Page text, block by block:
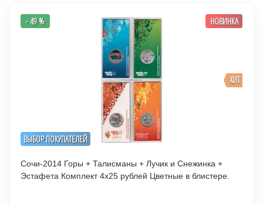
ВЫБОР ПОКУПАТЕЛЕЙ
ХИТ
- 49 % НОВИНКА
Сочи-2014 Горы + Талисманы + Лучик и Снежинка +
Эстафета Комплект 4х25 рублей Цветные в блистере.